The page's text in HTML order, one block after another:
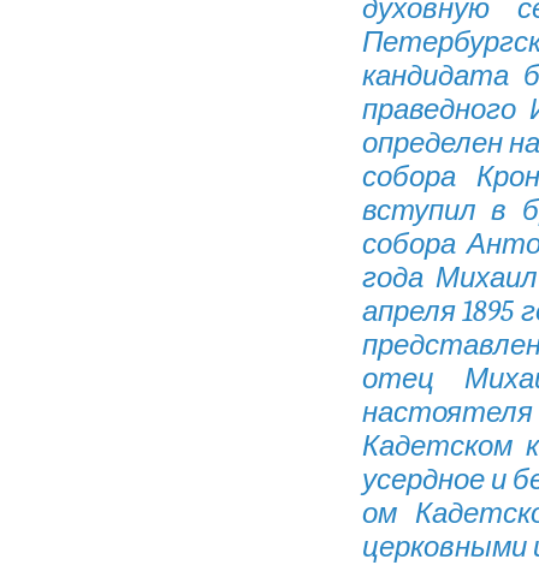
духовную
кандидата
определен
собора
вступил в
собора
года
апреля 1895
отец
Кадетском
усердное и
ом
церковными